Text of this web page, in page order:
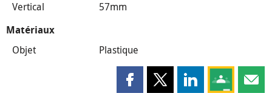
Vertical
57mm
Matériaux
Objet Plastique
Partager cette page sur
Partager cette page sur X
Partager cette
Partagez